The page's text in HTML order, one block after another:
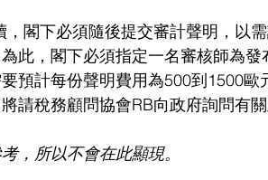
，閣下必須隨後提交審計聲明，以
此，閣下必須指定一名審核師為
預計每份聲明費用為500到1500歐
請稅務顧問協會RB向政府詢問有關
，所以不會在此顯現。